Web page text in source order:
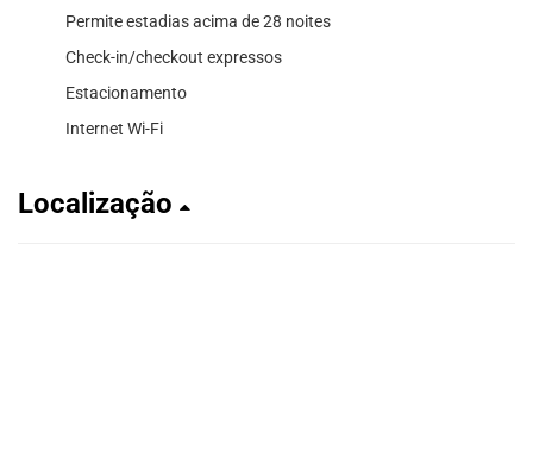
Permite estadias acima de 28 noites
Check-in/checkout expressos
Estacionamento
Internet Wi-Fi
Localização